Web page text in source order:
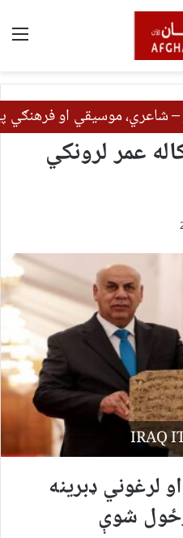
– شاعري، موسیقي او
عراق کې ۲۸۰۰ کاله عمر لرونکي
لرغوني ډبرینه
شوې